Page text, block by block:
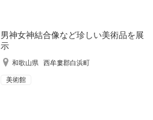
男神女神結合像など珍しい美術品を展
示
和歌山県 西牟婁郡白浜町
美術館